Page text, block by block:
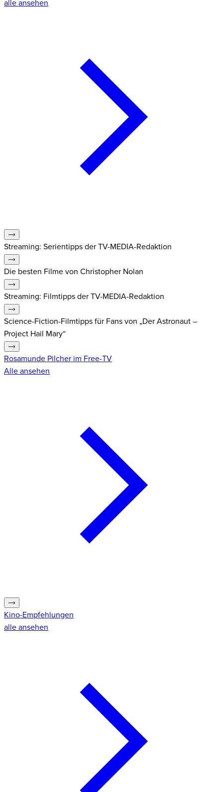
alle ansehen
Streaming: Serientipps der TV-MEDIA-Redaktion
Die besten Filme von Christopher Nolan
Streaming: Filmtipps der TV-MEDIA-Redaktion
Science-Fiction-Filmtipps für Fans von „Der Astronaut –
Project Hail Mary“
Rosamunde Pilcher im Free-TV
Alle ansehen
Kino-Empfehlungen
alle ansehen